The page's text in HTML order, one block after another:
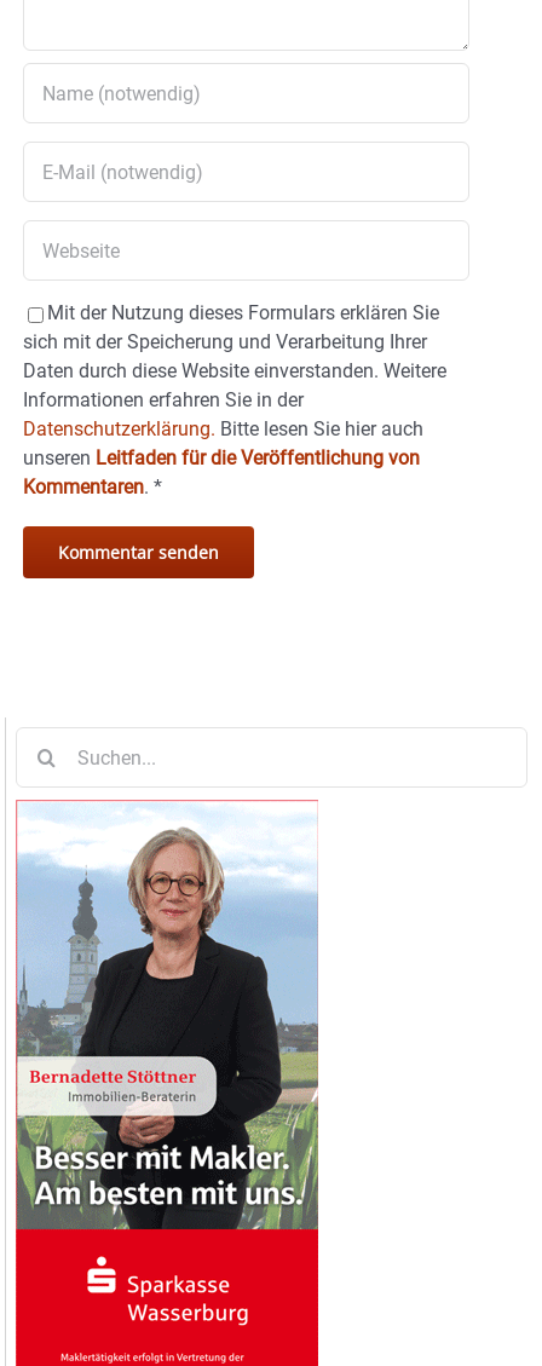
Mit der Nutzung dieses Formulars erklären Sie
sich mit der Speicherung und Verarbeitung Ihrer
Daten durch diese Website einverstanden. Weitere
Informationen erfahren Sie in der
Datenschutzerklärung. Bitte lesen Sie hier auch
unseren Leitfaden für die Veröffentlichung von
Kommentaren. *
nach: